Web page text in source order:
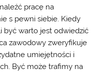
pracę na
s pewni siebie. Kiedy
być warto jest odwiedzić
zawodowy zweryfikuje
umiejętności i
Być może trafimy na